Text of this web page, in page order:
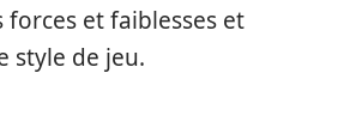
et faiblesses et
style de jeu.